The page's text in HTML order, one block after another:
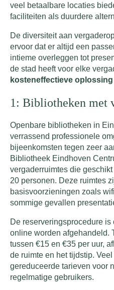
veel betaalbare locaties
faciliteiten als duurdere
De diversiteit aan
ervoor dat er altijd een
intieme overleggen tot
de stad heeft voor elke
kosteneffectieve oplossing
1: Bibliotheken met
Openbare bibliotheken in
verrassend professionele
bijeenkomsten tegen zeer
Bibliotheek Eindhoven
vergaderruimtes die
20 personen. Deze ruimtes
basisvoorzieningen zoals
sommige gevallen
De reserveringsprocedure
online worden afgehandeld.
tussen €15 en €35 per uur,
de ruimte en het tijdstip.
gereduceerde tarieven voor
regelmatige gebruikers.